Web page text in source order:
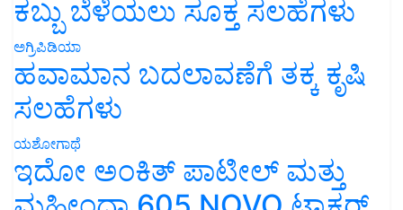
ಕಬ್ಬು ಬೆಳೆಯಲು ಸೂಕ್ತ ಸಲಹೆಗಳು
ಅಗ್ರಿಪಿಡಿಯಾ
ಹವಾಮಾನ ಬದಲಾವಣೆಗೆ ತಕ್ಕ ಕೃಷಿ
ಸಲಹೆಗಳು
ಯಶೋಗಾಥೆ
ಇದೋ ಅಂಕಿತ್ ಪಾಟೀಲ್ ಮತ್ತು